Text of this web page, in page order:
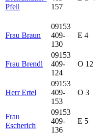
Pfeil
157
Frau Braun
09153
409-
130
E 4
Frau Brendl
09153
409-
124
O 12
Herr Ertel
09153
409-
153
O 3
Frau
Escherich
09153
409-
136
E 5